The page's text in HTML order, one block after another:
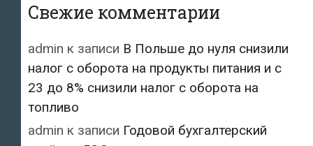
Свежие комментарии
admin к записи В Польше до нуля снизили
налог с оборота на продукты питания и с
23 до 8% снизили налог с оборота на
топливо
admin к записи Годовой бухгалтерский